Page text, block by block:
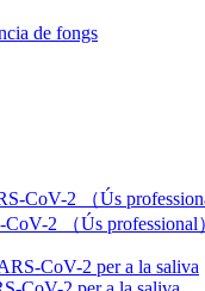
de fongs
CoV-2 （Ús professional